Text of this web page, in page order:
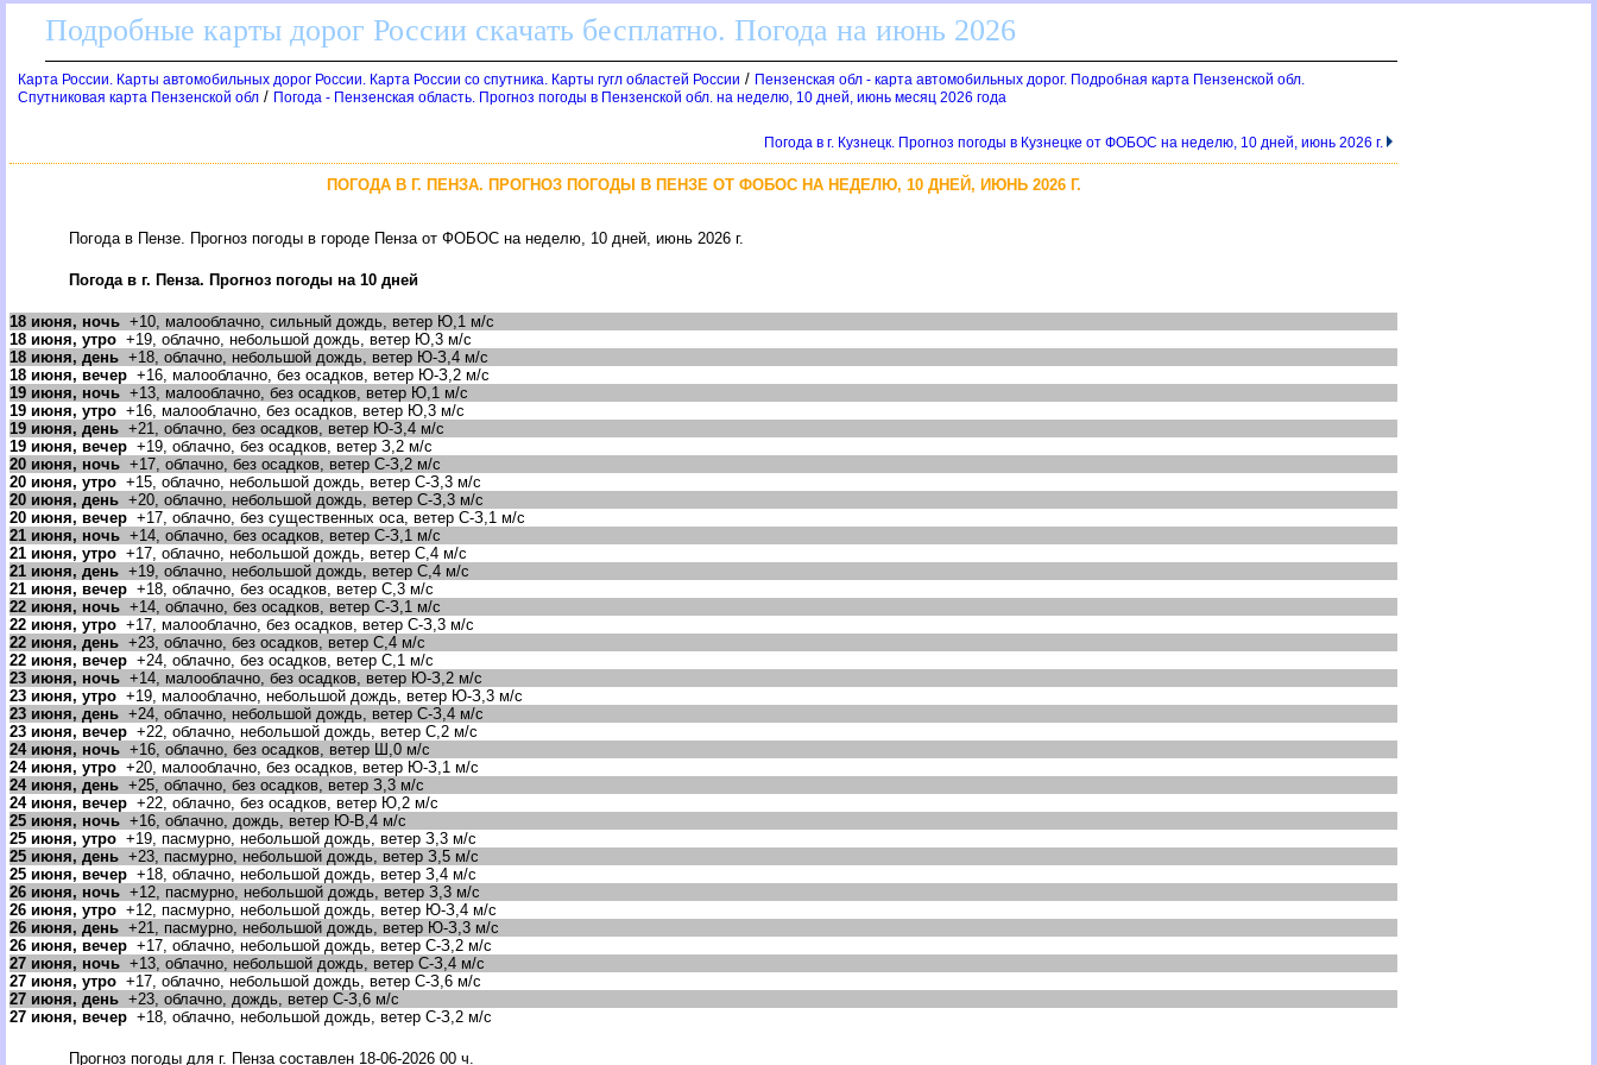
Подробные карты дорог России скачать бесплатно. Погода на июнь 2026
Карта России. Карты автомобильных дорог России. Карта России со спутника. Карты гугл областей России / Пензенская обл - карта автомобильных дорог. Подробная карта Пензенской обл.
Спутниковая карта Пензенской обл / Погода - Пензенская область. Прогноз погоды в Пензенской обл. на неделю, 10 дней, июнь месяц 2026 года
Погода в г. Кузнецк. Прогноз погоды в Кузнецке от ФОБОС на неделю, 10 дней, июнь 2026 г.
ПОГОДА В Г. ПЕНЗА. ПРОГНОЗ ПОГОДЫ В ПЕНЗЕ ОТ ФОБОС НА НЕДЕЛЮ, 10 ДНЕЙ, ИЮНЬ 2026 Г.
Погода в Пензе. Прогноз погоды в городе Пенза от ФОБОС на неделю, 10 дней, июнь 2026 г.
Погода в г. Пенза. Прогноз погоды на 10 дней
18 июня, ночь +10, малооблачно, сильный дождь, ветер Ю,1 м/с
18 июня, утро +19, облачно, небольшой дождь, ветер Ю,3 м/с
18 июня, день +18, облачно, небольшой дождь, ветер Ю-З,4 м/с
18 июня, вечер +16, малооблачно, без осадков, ветер Ю-З,2 м/с
19 июня, ночь +13, малооблачно, без осадков, ветер Ю,1 м/с
19 июня, утро +16, малооблачно, без осадков, ветер Ю,3 м/с
19 июня, день +21, облачно, без осадков, ветер Ю-З,4 м/с
19 июня, вечер +19, облачно, без осадков, ветер З,2 м/с
20 июня, ночь +17, облачно, без осадков, ветер С-З,2 м/с
20 июня, утро +15, облачно, небольшой дождь, ветер С-З,3 м/с
20 июня, день +20, облачно, небольшой дождь, ветер С-З,3 м/с
20 июня, вечер +17, облачно, без существенных оса, ветер С-З,1 м/с
21 июня, ночь +14, облачно, без осадков, ветер С-З,1 м/с
21 июня, утро +17, облачно, небольшой дождь, ветер С,4 м/с
21 июня, день +19, облачно, небольшой дождь, ветер С,4 м/с
21 июня, вечер +18, облачно, без осадков, ветер С,3 м/с
22 июня, ночь +14, облачно, без осадков, ветер С-З,1 м/с
22 июня, утро +17, малооблачно, без осадков, ветер С-З,3 м/с
22 июня, день +23, облачно, без осадков, ветер С,4 м/с
22 июня, вечер +24, облачно, без осадков, ветер С,1 м/с
23 июня, ночь +14, малооблачно, без осадков, ветер Ю-З,2 м/с
23 июня, утро +19, малооблачно, небольшой дождь, ветер Ю-З,3 м/с
23 июня, день +24, облачно, небольшой дождь, ветер С-З,4 м/с
23 июня, вечер +22, облачно, небольшой дождь, ветер С,2 м/с
24 июня, ночь +16, облачно, без осадков, ветер Ш,0 м/с
24 июня, утро +20, малооблачно, без осадков, ветер Ю-З,1 м/с
24 июня, день +25, облачно, без осадков, ветер З,3 м/с
24 июня, вечер +22, облачно, без осадков, ветер Ю,2 м/с
25 июня, ночь +16, облачно, дождь, ветер Ю-В,4 м/с
25 июня, утро +19, пасмурно, небольшой дождь, ветер З,3 м/с
25 июня, день +23, пасмурно, небольшой дождь, ветер З,5 м/с
25 июня, вечер +18, облачно, небольшой дождь, ветер З,4 м/с
26 июня, ночь +12, пасмурно, небольшой дождь, ветер З,3 м/с
26 июня, утро +12, пасмурно, небольшой дождь, ветер Ю-З,4 м/с
26 июня, день +21, пасмурно, небольшой дождь, ветер Ю-З,3 м/с
26 июня, вечер +17, облачно, небольшой дождь, ветер С-З,2 м/с
27 июня, ночь +13, облачно, небольшой дождь, ветер С-З,4 м/с
27 июня, утро +17, облачно, небольшой дождь, ветер С-З,6 м/с
27 июня, день +23, облачно, дождь, ветер С-З,6 м/с
27 июня, вечер +18, облачно, небольшой дождь, ветер С-З,2 м/с
Прогноз погоды для г. Пенза составлен 18-06-2026 00 ч.